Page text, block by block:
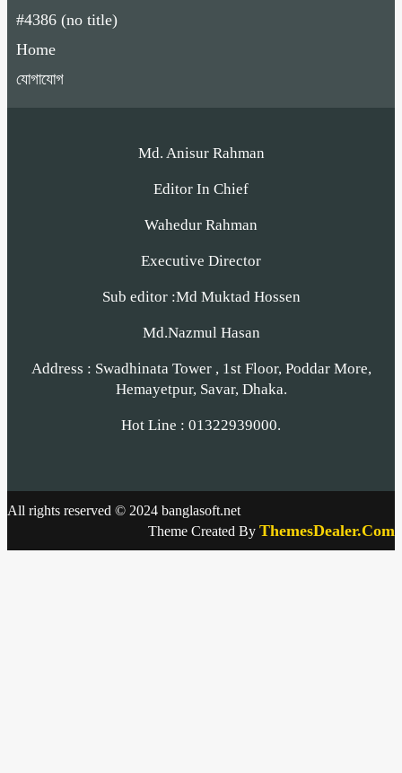
#4386 (no title)
Home
যোগাযোগ
Md. Anisur Rahman
Editor In Chief
Wahedur Rahman
Executive Director
Sub editor :Md Muktad Hossen
Md.Nazmul Hasan
Address : Swadhinata Tower , 1st Floor, Poddar More,
Hemayetpur, Savar, Dhaka.
Hot Line : 01322939000.
All rights reserved © 2024 banglasoft.net
Theme Created By ThemesDealer.Com